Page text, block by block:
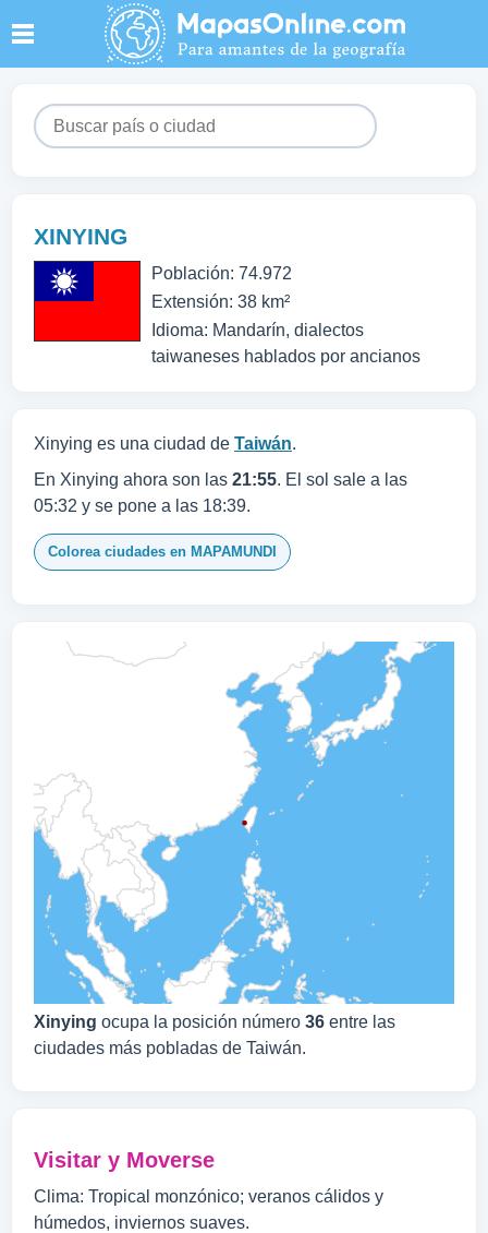
XINYING
Población: 74.972
Extensión: 38 km²
Idioma: Mandarín, dialectos
taiwaneses hablados por ancianos
Xinying es una ciudad de Taiwán.
En Xinying ahora son las 21:55. El sol sale a las
05:32 y se pone a las 18:39.
Colorea ciudades en MAPAMUNDI
Xinying ocupa la posición número 36 entre las
ciudades más pobladas de Taiwán.
Visitar y Moverse
Clima: Tropical monzónico; veranos cálidos y
húmedos, inviernos suaves.